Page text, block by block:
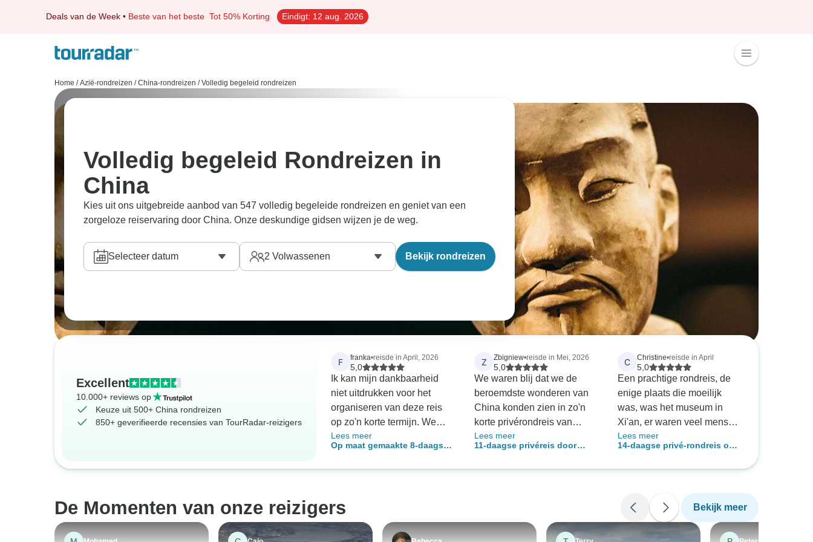
Deals van de Week • Beste van het beste Tot 50% Korting Eindigt: 12 aug. 2026
Home / Azië-rondreizen / China-rondreizen / Volledig begeleid rondreizen
Volledig begeleid Rondreizen in
China
Kies uit ons uitgebreide aanbod van 547 volledig begeleide rondreizen en geniet van een
zorgeloze reiservaring door China. Onze deskundige gidsen wijzen je de weg.
Selecteer datum 2 Volwassenen Bekijk rondreizen
Excellent
10.000+ reviews op
Keuze uit 500+ China rondreizen
850+ geverifieerde recensies van TourRadar-reizigers
F franka•reisde in April, 2026
5,0
Ik kan mijn dankbaarheid
niet uitdrukken voor het
organiseren van deze reis
op zo'n korte termijn. We
waren erg blij met de
reisleiders. Ze hebben er
en uitchecken van hotels.
Uitstekende locaties met
loopafstand tot alles en met
Lees meer
Op maat gemaakte 8-daagse
alles inbegrepen en met
Z Zbigniew•reisde in Mei, 2026
5,0
We waren blij dat we de
beroemdste wonderen van
China konden zien in zo'n
korte privérondreis van
slechts 11 dagen. We willen
graag de cultuur en
onze vorige reis naar
Turkije) samen met de lokale
Lees meer
11-daagse privéreis door
volledig begeleid
C Christine•reisde in April
5,0
Een prachtige rondreis, de
enige plaats die moeilijk
was, was het museum in
Xi'an, er waren veel mensen
en dat maakte het moeilijk
om er rond te komen. De
Lees meer
14-daagse privé-rondreis op
Zhangjiajie, volledig begeleid
De Momenten van onze reizigers Bekijk meer